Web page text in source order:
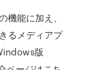
能に加え、
るメディアプ
版